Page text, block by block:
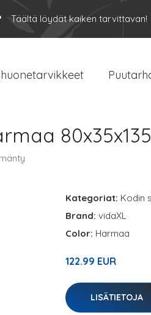
Täältä löydät kaiken tarvittavan!
Kategoriat: Kodin
Brand: vidaXL
Color: Harmaa
122.99 EUR
LISÄTIETOJA